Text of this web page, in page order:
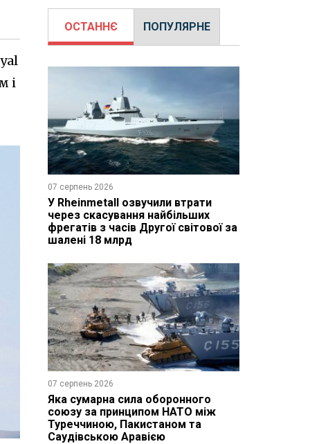
і
ОСТАННЄ ПОПУЛЯРНЕ
07 серпень 2026
У Rheinmetall озвучили втрати
через скасування найбільших
фрегатів з часів Другої світової за
шалені 18 млрд
07 серпень 2026
Яка сумарна сила оборонного
союзу за принципом НАТО між
Туреччиною, Пакистаном та
Саудівською Аравією